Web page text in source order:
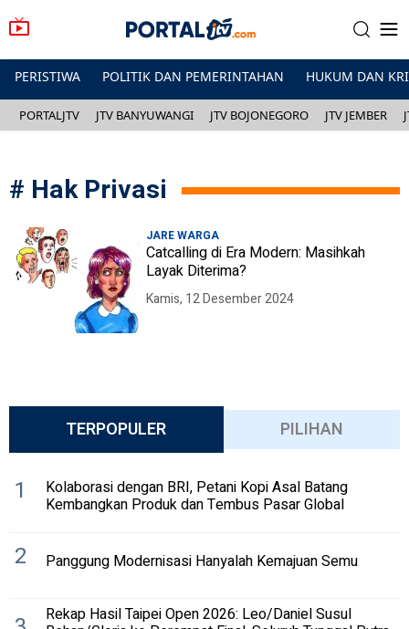
PERISTIWA POLITIK DAN PEMERINTAHAN HUKUM DAN
PORTALJTV JTV BANYUWANGI JTV BOJONEGORO JTV JEMBER
# Hak Privasi
JARE WARGA
Catcalling di Era Modern: Masihkah
Layak Diterima?
Kamis, 12 Desember 2024
TERPOPULER PILIHAN
1 Kolaborasi dengan BRI, Petani Kopi Asal Batang
Kembangkan Produk dan Tembus Pasar Global
2 Panggung Modernisasi Hanyalah Kemajuan Semu
Rekap Hasil Taipei Open 2026: Leo/Daniel Susul